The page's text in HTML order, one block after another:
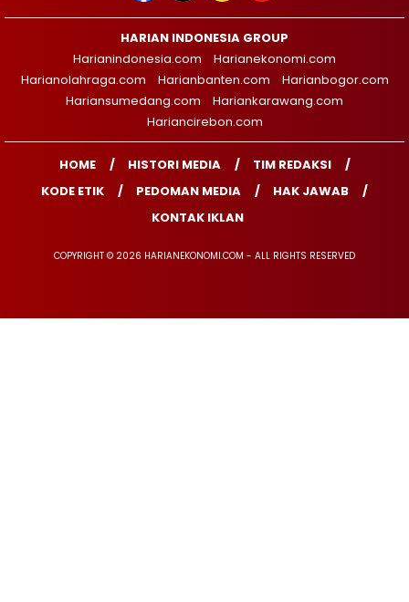
HARIAN INDONESIA GROUP
Harianindonesia.com
Harianekonomi.com
Harianolahraga.com
Harianbanten.com
Harianbogor.com
Hariansumedang.com
Hariankarawang.com
Hariancirebon.com
HOME HISTORI MEDIA
TIM REDAKSI
KODE ETIK
PEDOMAN MEDIA
HAK JAWAB
KONTAK IKLAN
COPYRIGHT © 2026 HARIANEKONOMI.COM - ALL RIGHTS RESERVED